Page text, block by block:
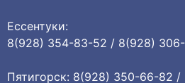
Ессентуки:
8(928) 354-83-52 / 8(928)
Пятигорск: 8(928) 350-66-82